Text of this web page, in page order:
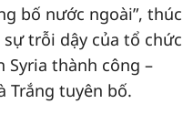
bố nước ngoài”, thúc
trỗi dậy của tổ chức
Syria thành công –
Trắng tuyên bố.